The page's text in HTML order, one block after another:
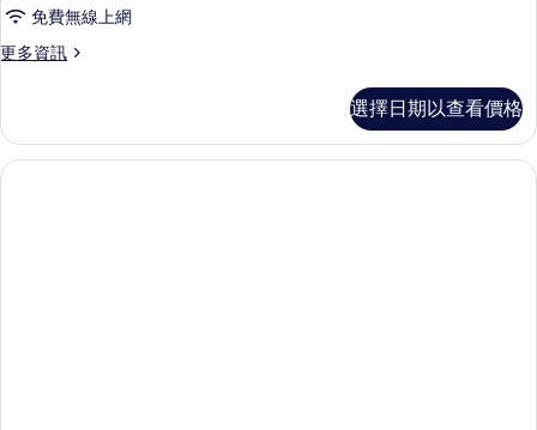
情
所
有
免費無線上網
更多資訊
更
的
詳
情
選擇日期以查看價格